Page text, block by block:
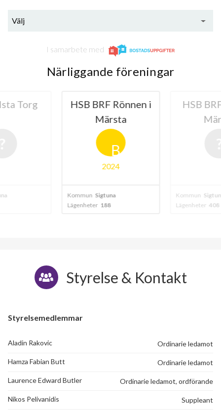
Välj
I samarbete med
Närliggande föreningar
Torg
HSB BRF Rönnen i
Märsta
B
2024
Kommun Sigtuna
Lägenheter 188
HSB
Kommun
Lägenheter 408
Styrelse & Kontakt
Styrelsemedlemmar
Aladin Rakovic Ordinarie ledamot
Hamza Fabian Butt Ordinarie ledamot
Laurence Edward Butler Ordinarie ledamot, ordförande
Nikos Pelivanidis Suppleant